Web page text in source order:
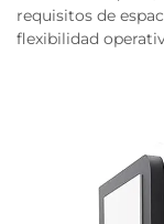
requisitos de
flexibilidad